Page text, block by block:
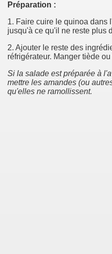
Préparation :
1. Faire cuire le quinoa dans
jusqu'à ce qu'il ne reste plus
2. Ajouter le reste des
réfrigérateur. Manger tiède ou
Si la salade est préparée à
mettre les amandes (ou
qu'elles ne ramollissent.